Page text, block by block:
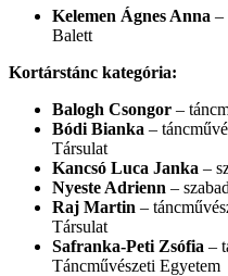
Kelemen Ágnes Anna –
Balett
Kortárstánc kategória:
Balogh Csongor –
Bódi Bianka –
Társulat
Kancsó Luca Janka –
Nyeste Adrienn –
Raj Martin –
Társulat
Safranka-Peti Zsófia –
Táncművészeti Egyetem